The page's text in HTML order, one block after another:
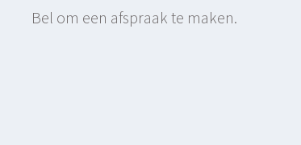
Bel om een afspraak te maken.